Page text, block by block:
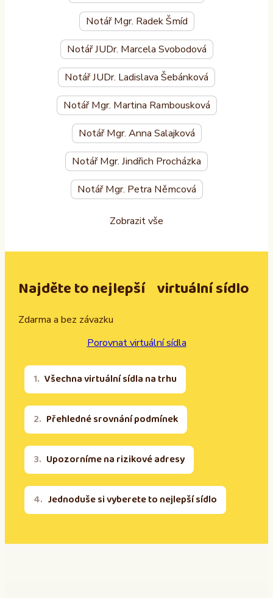
Notář Mgr. Radek Šmíd
Notář JUDr. Marcela Svobodová
Notář JUDr. Ladislava Šebánková
Notář Mgr. Martina Rambousková
Notář Mgr. Anna Salajková
Notář Mgr. Jindřich Procházka
Notář Mgr. Petra Němcová
Zobrazit vše
Najděte to nejlepší virtuální sídlo
Zdarma a bez závazku
Porovnat virtuální sídla
Všechna virtuální sídla na trhu
Přehledné srovnání podmínek
Upozorníme na rizikové adresy
Jednoduše si vyberete to nejlepší sídlo